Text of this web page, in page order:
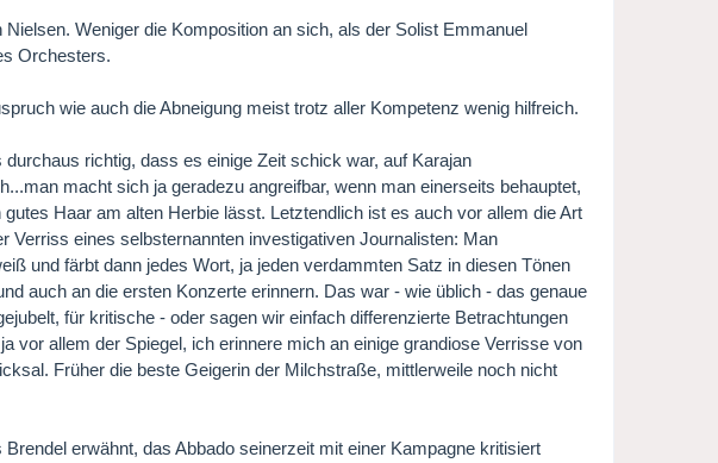
Weniger die Komposition an sich, als der Solist Emmanuel
Orchesters.
wie auch die Abneigung meist trotz aller Kompetenz wenig hilfreich.
richtig, dass es einige Zeit schick war, auf Karajan
macht sich ja geradezu angreifbar, wenn man einerseits behauptet,
Haar am alten Herbie lässt. Letztendlich ist es auch vor allem die Art
eines selbsternannten investigativen Journalisten: Man
und färbt dann jedes Wort, ja jeden verdammten Satz in diesen Tönen
auch an die ersten Konzerte erinnern. Das war - wie üblich - das genaue
für kritische - oder sagen wir einfach differenzierte Betrachtungen
vor allem der Spiegel, ich erinnere mich an einige grandiose Verrisse von
Früher die beste Geigerin der Milchstraße, mittlerweile noch nicht
erwähnt, das Abbado seinerzeit mit einer Kampagne kritisiert